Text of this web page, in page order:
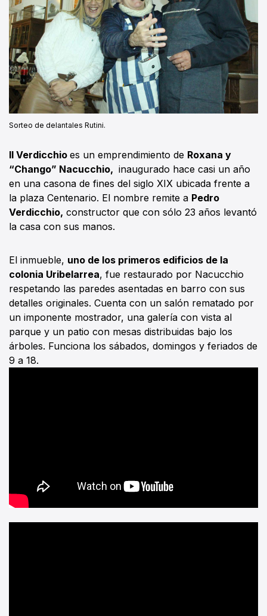
Sorteo de delantales Rutini.
Il Verdicchio es un emprendimiento de Roxana y
“Chango” Nacucchio, inaugurado hace casi un año
en una casona de fines del siglo XIX ubicada frente a
la plaza Centenario. El nombre remite a Pedro
Verdicchio, constructor que con sólo 23 años levantó
la casa con sus manos.
El inmueble, uno de los primeros edificios de la
colonia Uribelarrea, fue restaurado por Nacucchio
respetando las paredes asentadas en barro con sus
detalles originales. Cuenta con un salón rematado por
un imponente mostrador, una galería con vista al
parque y un patio con mesas distribuidas bajo los
árboles. Funciona los sábados, domingos y feriados de
9 a 18.